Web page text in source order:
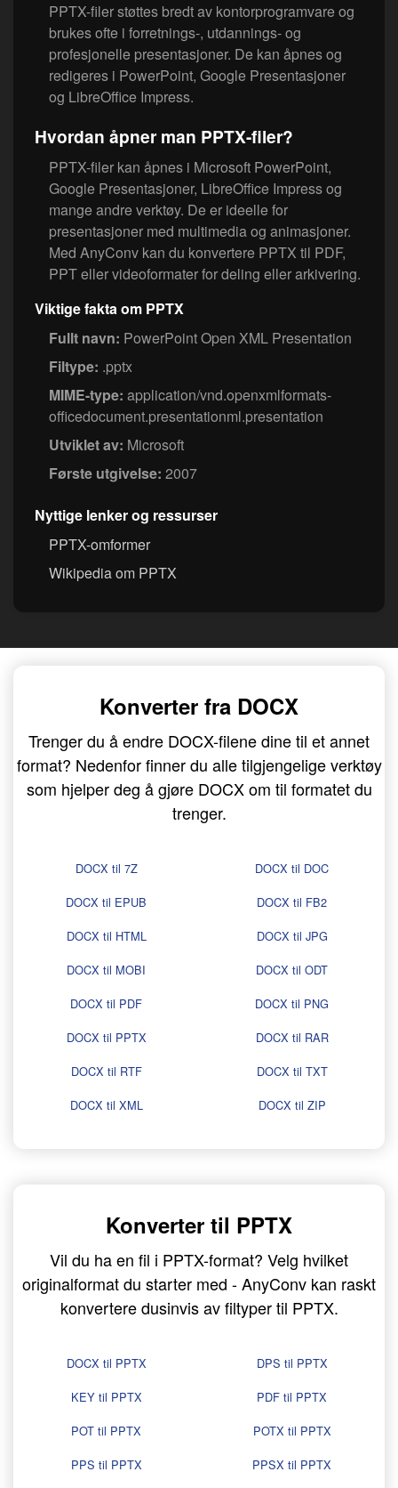
PPTX-filer støttes bredt av kontorprogramvare og
brukes ofte i forretnings-, utdannings- og
profesjonelle presentasjoner. De kan åpnes og
redigeres i PowerPoint, Google Presentasjoner
og LibreOffice Impress.
Hvordan åpner man PPTX-filer?
PPTX-filer kan åpnes i Microsoft PowerPoint,
Google Presentasjoner, LibreOffice Impress og
mange andre verktøy. De er ideelle for
presentasjoner med multimedia og animasjoner.
Med AnyConv kan du konvertere PPTX til PDF,
PPT eller videoformater for deling eller arkivering.
Viktige fakta om PPTX
Fullt navn: PowerPoint Open XML Presentation
Filtype: .pptx
MIME-type: application/vnd.openxmlformats-
officedocument.presentationml.presentation
Utviklet av: Microsoft
Første utgivelse: 2007
Nyttige lenker og ressurser
PPTX-omformer
Wikipedia om PPTX
Konverter fra DOCX
Trenger du å endre DOCX-filene dine til et annet
format? Nedenfor finner du alle tilgjengelige verktøy
som hjelper deg å gjøre DOCX om til formatet du
trenger.
DOCX til 7Z
DOCX til DOC
DOCX til EPUB
DOCX til FB2
DOCX til HTML
DOCX til JPG
DOCX til MOBI
DOCX til ODT
DOCX til PDF
DOCX til PNG
DOCX til PPTX
DOCX til RAR
DOCX til RTF
DOCX til TXT
DOCX til XML
DOCX til ZIP
Konverter til PPTX
Vil du ha en fil i PPTX-format? Velg hvilket
originalformat du starter med - AnyConv kan raskt
konvertere dusinvis av filtyper til PPTX.
DOCX til PPTX
DPS til PPTX
KEY til PPTX
PDF til PPTX
POT til PPTX
POTX til PPTX
PPS til PPTX
PPSX til PPTX